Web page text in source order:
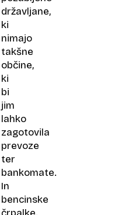
državljane,
ki
nimajo
takšne
občine,
ki
bi
jim
lahko
zagotovila
prevoze
ter
bankomate.
In
bencinske